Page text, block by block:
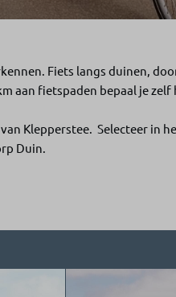
Fiets langs duinen,
aan fietspaden bepaal je
Klepperstee. Selecteer in
Duin.